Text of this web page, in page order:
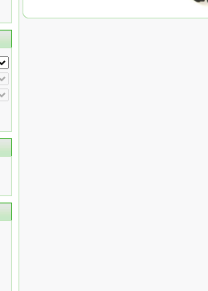
Wyprzedaż Oryginał